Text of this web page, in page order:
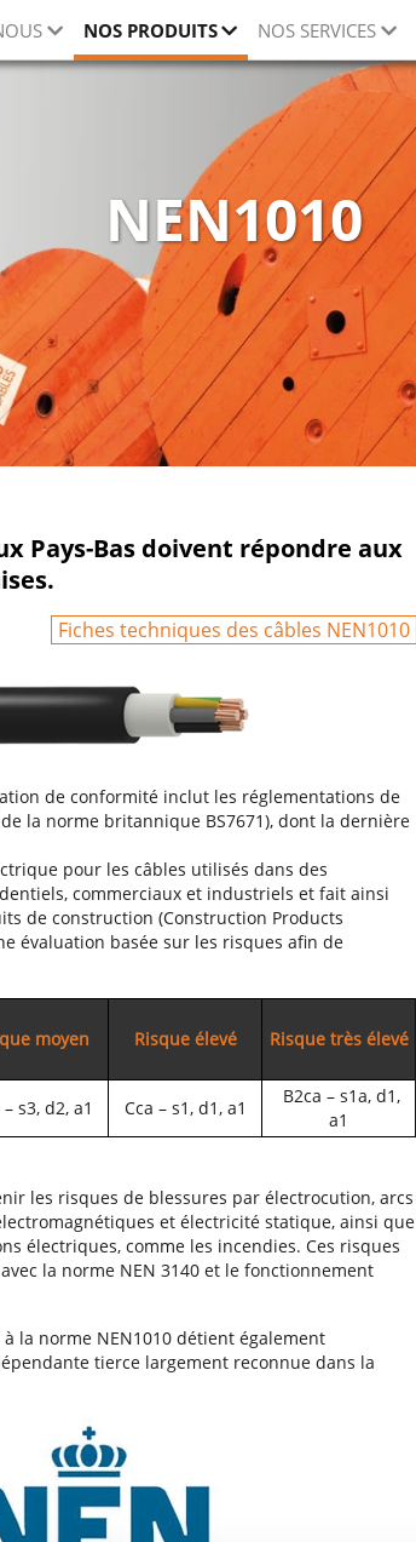
NOS PRODUITS NOS SERVICES
NEN1010
Pays-Bas doivent répondre aux
Fiches techniques des câbles NEN1010
de conformité inclut les réglementations de
la norme britannique BS7671), dont la dernière
pour les câbles utilisés dans des
commerciaux et industriels et fait ainsi
de construction (Construction Products
évaluation basée sur les risques afin de
moyen Risque élevé Risque très élevé
– s3, d2, a1 Cca – s1, d1, a1
B2ca – s1a, d1,
a1
les risques de blessures par électrocution, arcs
et électricité statique, ainsi que
électriques, comme les incendies. Ces risques
la norme NEN 3140 et le fonctionnement
la norme NEN1010 détient également
tierce largement reconnue dans la